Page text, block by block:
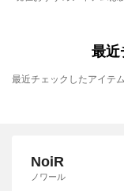
最近
最近チェックしたアイテ
NoiR
ノワール